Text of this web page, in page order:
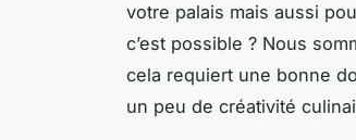
votre palais mais aussi
c’est possible ? Nous
cela requiert une bonne
un peu de créativité